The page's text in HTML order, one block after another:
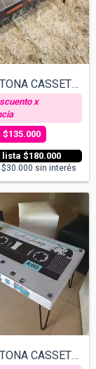
MESA RATONA CASSETTE - MIRANDA
$180.000
$135.000
$30.000 sin interés
MESA RATONA CASSETTE - MONA GIMENEZ